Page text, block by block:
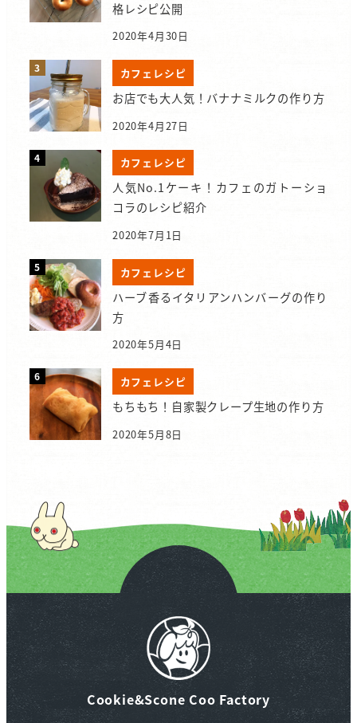
格レシピ公開
2020年4月30日
カフェレシピ
お店でも大人気！バナナミルクの作り方
2020年4月27日
カフェレシピ
人気No.1ケーキ！カフェのガトーショ
コラのレシピ紹介
2020年7月1日
カフェレシピ
ハーブ香るイタリアンハンバーグの作り
方
2020年5月4日
カフェレシピ
もちもち！自家製クレープ生地の作り方
2020年5月8日
Cookie&Scone Coo Factory